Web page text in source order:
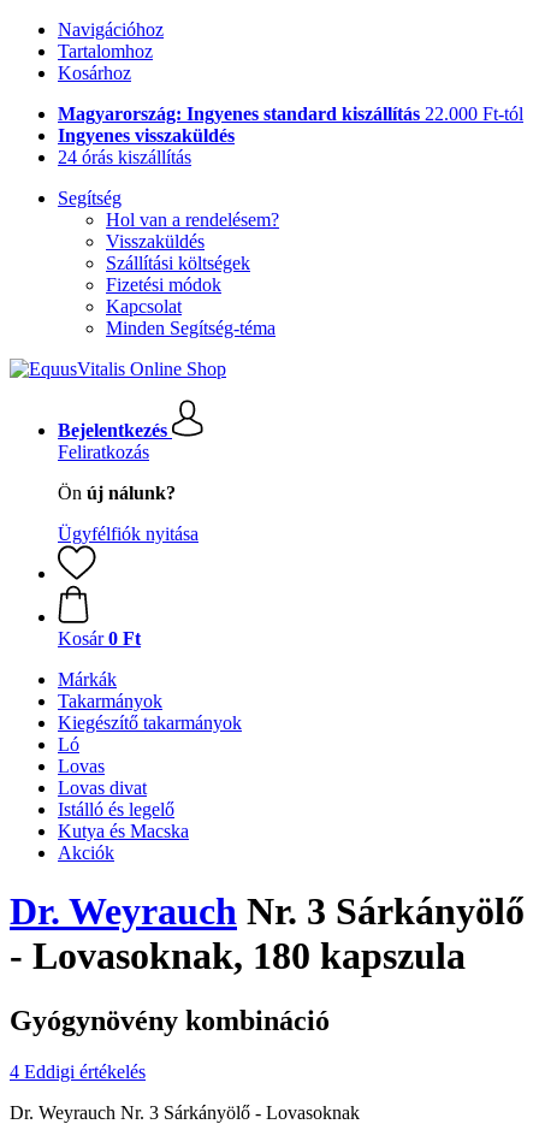
Navigációhoz
Tartalomhoz
Kosárhoz
Magyarország: Ingyenes standard kiszállítás 22.000 Ft-tól
Ingyenes visszaküldés
24 órás kiszállítás
Segítség
Hol van a rendelésem?
Visszaküldés
Szállítási költségek
Fizetési módok
Kapcsolat
Minden Segítség-téma
Bejelentkezés
Feliratkozás
Ön új nálunk?
Ügyfélfiók nyitása
Kosár 0 Ft
Márkák
Takarmányok
Kiegészítő takarmányok
Ló
Lovas
Lovas divat
Istálló és legelő
Kutya és Macska
Akciók
Dr. Weyrauch Nr. 3 Sárkányölő
- Lovasoknak, 180 kapszula
Gyógynövény kombináció
4 Eddigi értékelés
Dr. Weyrauch Nr. 3 Sárkányölő - Lovasoknak